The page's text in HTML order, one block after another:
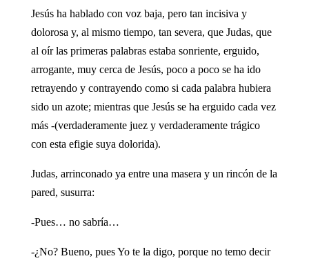
Jesús ha hablado con voz baja, pero tan incisiva y
dolorosa y, al mismo tiempo, tan severa, que Judas, que
al oír las primeras palabras estaba sonriente, erguido,
arrogante, muy cerca de Jesús, poco a poco se ha ido
retrayendo y contrayendo como si cada palabra hubiera
sido un azote; mientras que Jesús se ha erguido cada vez
más -(verdaderamente juez y verdaderamente trágico
con esta efigie suya dolorida).
Judas, arrinconado ya entre una masera y un rincón de la
pared, susurra:
-Pues… no sabría…
-¿No? Bueno, pues Yo te la digo, porque no temo decir